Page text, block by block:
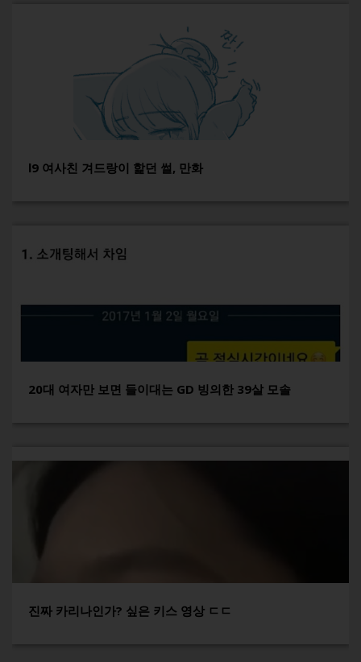
l9 여사친 겨드랑이 핥던 썰, 만화
20대 여자만 보면 들이대는 GD 빙의한 39살 모솔
진짜 카리나인가? 싶은 키스 영상 ㄷㄷ